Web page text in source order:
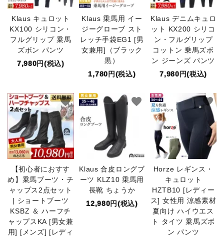
Klaus キュロット
KX100 シリコン・
フルグリップ 乗馬
ズボン パンツ
7,980円(税込)
Klaus 乗馬用 イー
ジーグローブ スト
レッチ手袋EG1 [男
女兼用]（ブラック
黒）
1,780円(税込)
Klaus デニムキュロ
ット KX200 シリコ
ン・フルグリップ
コットン 乗馬ズボ
ン ジーンズ パンツ
7,980円(税込)
【初心者におすす
め】乗馬ブーツ・チ
ャップス2点セット
| ショートブーツ
KSBZ ＆ ハーフチ
ャップスKA [男女兼
用] [メンズ] [レディ
favorite
Klaus 合皮ロングブ
ーツ KLZ10 乗馬用
長靴 ちょうか
12,980円(税込)
favorite
Horze レギンス・
キュロット
HZTB10 [レディー
ス] 女性用 涼感素材
夏向け ハイウエス
ト タイツ 乗馬ズボ
ン パンツ
favorite